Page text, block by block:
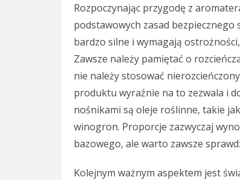
Rozpoczynając przygodę z
podstawowych zasad
bardzo silne i wymagają
Zawsze należy pamiętać o
nie należy stosować
produktu wyraźnie na to zezwala i
nośnikami są oleje roślinne, takie
winogron. Proporcje zazwyczaj
bazowego, ale warto zawsze
Kolejnym ważnym aspektem jest